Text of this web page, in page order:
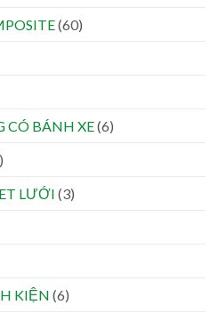
(60)
BÁNH XE(6)
LƯỚI (3)
KIỆN (6)